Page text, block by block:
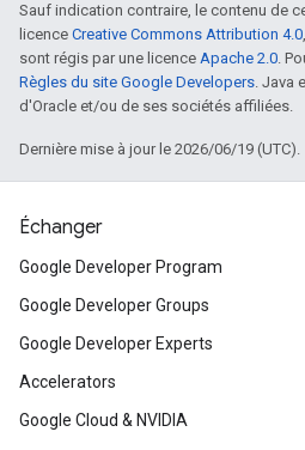
Sauf indication contraire, le contenu de
licence Creative Commons Attribution 4.0
sont régis par une licence Apache 2.0.
Règles du site Google Developers. Java
d'Oracle et/ou de ses sociétés affiliées.
Dernière mise à jour le 2026/06/19 (UTC).
Échanger
Google Developer Program
Google Developer Groups
Google Developer Experts
Accelerators
Google Cloud & NVIDIA